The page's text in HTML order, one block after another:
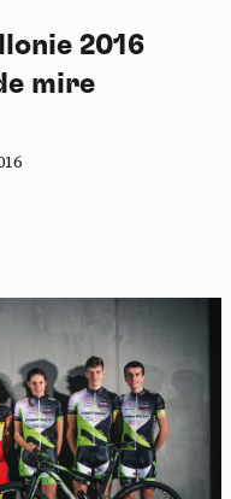
2016
mire